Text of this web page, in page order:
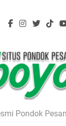
Pondok